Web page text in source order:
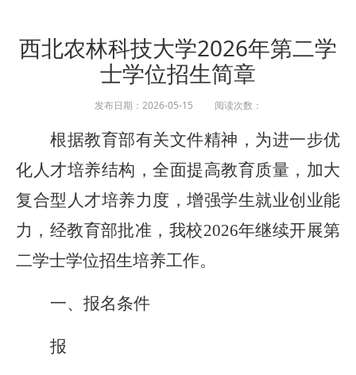
西北农林科技大学2026年第二学
士学位招生简章
发布日期：2026-05-15 阅读次数：
根据教育部有关文件精神，为进一步优
化人才培养结构，全面提高教育质量，加大
复合型人才培养力度，增强学生就业创业能
力，经教育部批准，我校2026年继续开展第
二学士学位招生培养工作。
一、报名条件
报